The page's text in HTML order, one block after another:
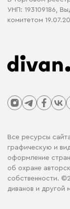
УНП: 193109186,
комитетом
Все ресурсы
графическую и
оформление
об охране
собственности.
диванов и другой